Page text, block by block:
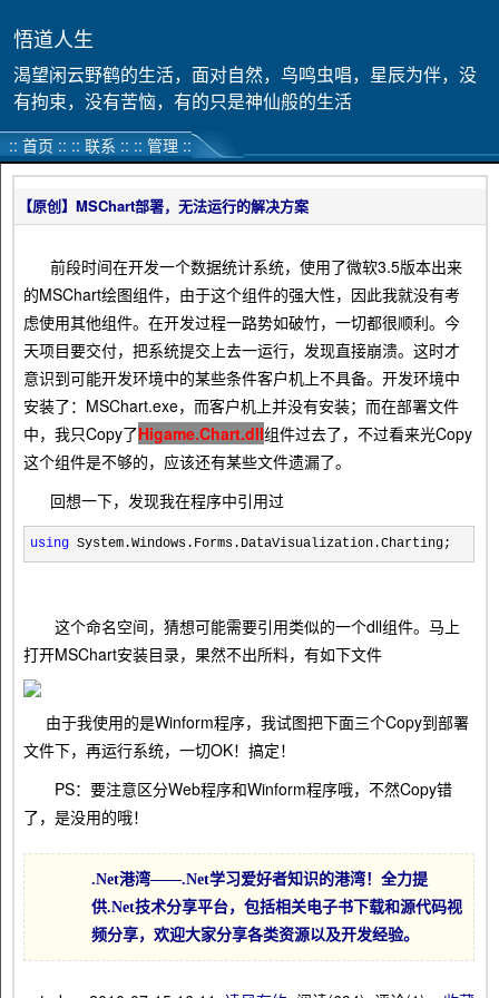
悟道人生
渴望闲云野鹤的生活，面对自然，鸟鸣虫唱，星辰为伴，没
有拘束，没有苦恼，有的只是神仙般的生活
:: 首页 :: :: 联系 :: :: 管理 ::
【原创】MSChart部署，无法运行的解决方案
前段时间在开发一个数据统计系统，使用了微软3.5版本出来
的MSChart绘图组件，由于这个组件的强大性，因此我就没有考
虑使用其他组件。在开发过程一路势如破竹，一切都很顺利。今
天项目要交付，把系统提交上去一运行，发现直接崩溃。这时才
意识到可能开发环境中的某些条件客户机上不具备。开发环境中
安装了：MSChart.exe，而客户机上并没有安装；而在部署文件
中，我只Copy了Higame.Chart.dll组件过去了，不过看来光Copy
这个组件是不够的，应该还有某些文件遗漏了。
回想一下，发现我在程序中引用过
using System.Windows.Forms.DataVisualization.Charting;
这个命名空间，猜想可能需要引用类似的一个dll组件。马上
打开MSChart安装目录，果然不出所料，有如下文件
由于我使用的是Winform程序，我试图把下面三个Copy到部署
文件下，再运行系统，一切OK！搞定！
PS：要注意区分Web程序和Winform程序哦，不然Copy错
了，是没用的哦！
.Net港湾——.Net学习爱好者知识的港湾！全力提
供.Net技术分享平台，包括相关电子书下载和源代码视
频分享，欢迎大家分享各类资源以及开发经验。